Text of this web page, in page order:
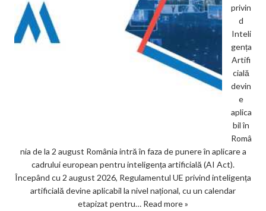
privin
d
Inteli
gența
Artifi
cială
devin
e
aplica
bil în
Româ
nia de la 2 august România intră în faza de punere în aplicare a
cadrului european pentru inteligența artificială (AI Act).
Începând cu 2 august 2026, Regulamentul UE privind inteligența
artificială devine aplicabil la nivel național, cu un calendar
etapizat pentru… Read more »